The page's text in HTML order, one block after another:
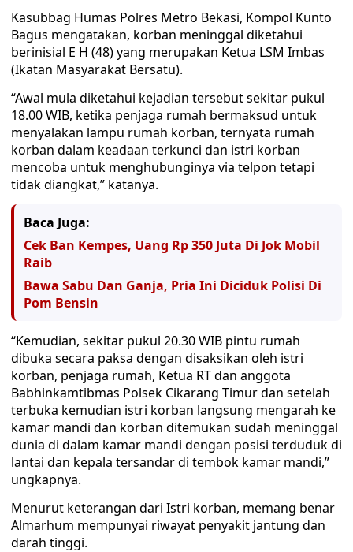
Kasubbag Humas Polres Metro Bekasi, Kompol Kunto
Bagus mengatakan, korban meninggal diketahui
berinisial E H (48) yang merupakan Ketua LSM Imbas
(Ikatan Masyarakat Bersatu).
“Awal mula diketahui kejadian tersebut sekitar pukul
18.00 WIB, ketika penjaga rumah bermaksud untuk
menyalakan lampu rumah korban, ternyata rumah
korban dalam keadaan terkunci dan istri korban
mencoba untuk menghubunginya via telpon tetapi
tidak diangkat,” katanya.
Baca Juga:
Cek Ban Kempes, Uang Rp 350 Juta Di Jok Mobil
Raib
Bawa Sabu Dan Ganja, Pria Ini Diciduk Polisi Di
Pom Bensin
“Kemudian, sekitar pukul 20.30 WIB pintu rumah
dibuka secara paksa dengan disaksikan oleh istri
korban, penjaga rumah, Ketua RT dan anggota
Babhinkamtibmas Polsek Cikarang Timur dan setelah
terbuka kemudian istri korban langsung mengarah ke
kamar mandi dan korban ditemukan sudah meninggal
dunia di dalam kamar mandi dengan posisi terduduk di
lantai dan kepala tersandar di tembok kamar mandi,”
ungkapnya.
Menurut keterangan dari Istri korban, memang benar
Almarhum mempunyai riwayat penyakit jantung dan
darah tinggi.